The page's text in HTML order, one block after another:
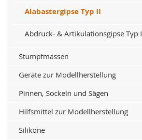
Alabastergipse Typ II
Abdruck- & Artikulationsgipse Typ I
Stumpfmassen
Geräte zur Modellherstellung
Pinnen, Sockeln und Sägen
Hilfsmittel zur Modellherstellung
Silikone